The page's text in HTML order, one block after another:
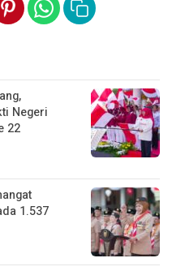
Negeri
22
1.537